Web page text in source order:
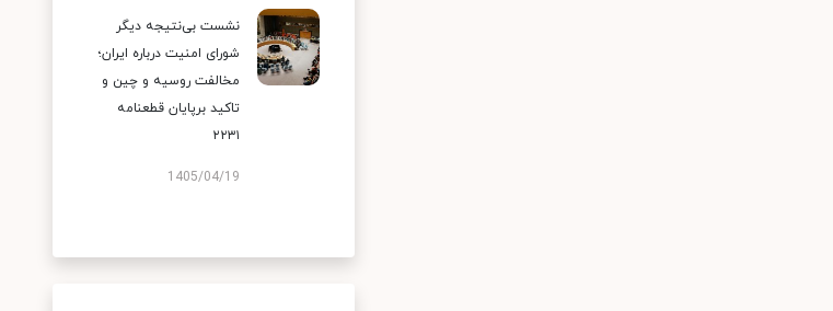
نشست بی‌نتیجه دیگر
شورای امنیت درباره ایران؛
مخالفت روسیه و چین و
تاکید برپایان قطعنامه
۲۲۳۱
1405/04/19